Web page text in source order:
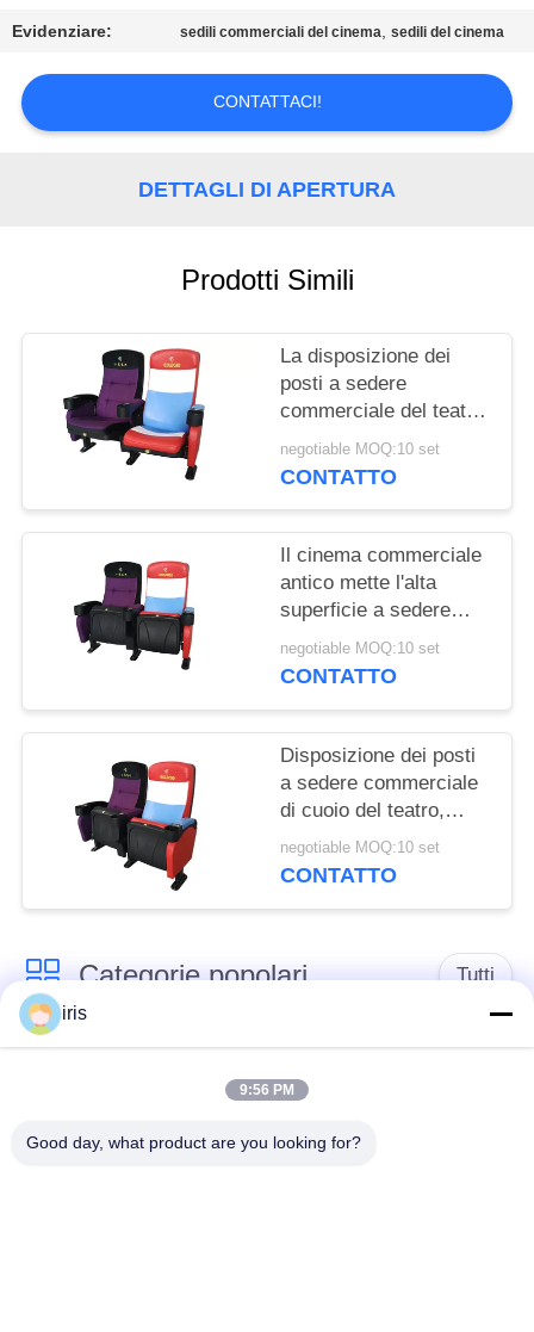
CASI
MAPPA
Evidenziare: sedili commerciali del cinema,sedili del cinema
CONTATTACI!
DETTAGLI DI APERTURA
Prodotti Simili
La disposizione dei
posti a sedere
commerciale del teatro
della stanza di media
ha personalizzato la
negotiable MOQ:10 set
CONTATTO
Il cinema commerciale
antico mette l'alta
superficie a sedere
indietro strutturata del
polipropilene di impatto
negotiable MOQ:10 set
CONTATTO
Disposizione dei posti
a sedere commerciale
di cuoio del teatro,
schienale ergonomico
della sedia del Recliner
negotiable MOQ:10 set
CONTATTO
Categorie popolari Tutti
Sedili di lusso del
Sedili del bus del
sottobicchiere
Autista di autobus
iris
9:56 PM
Good day, what product are you looking for?